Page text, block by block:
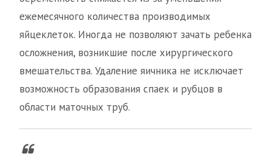
ежемесячного количества производимых
яйцеклеток. Иногда не позволяют зачать ребенка
осложнения, возникшие после хирургического
вмешательства. Удаление яичника не исключает
возможность образования спаек и рубцов в
области маточных труб.